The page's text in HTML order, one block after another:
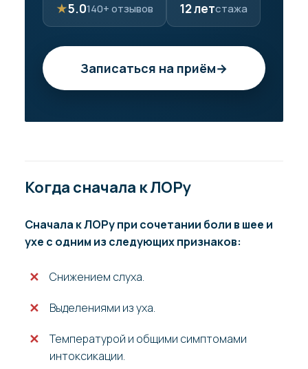
★5.0140+ отзывов 12 летстажа
Записаться на приём→
Когда сначала к ЛОРу
Сначала к ЛОРу при сочетании боли в шее и
ухе с одним из следующих признаков:
Снижением слуха.
Выделениями из уха.
Температурой и общими симптомами
интоксикации.